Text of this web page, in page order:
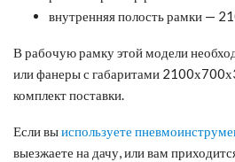
внутренняя полость рамки —
В рабочую рамку этой модели
или фанеры с габаритами
комплект поставки.
Если выиспользуете
выезжаете на дачу, или вам